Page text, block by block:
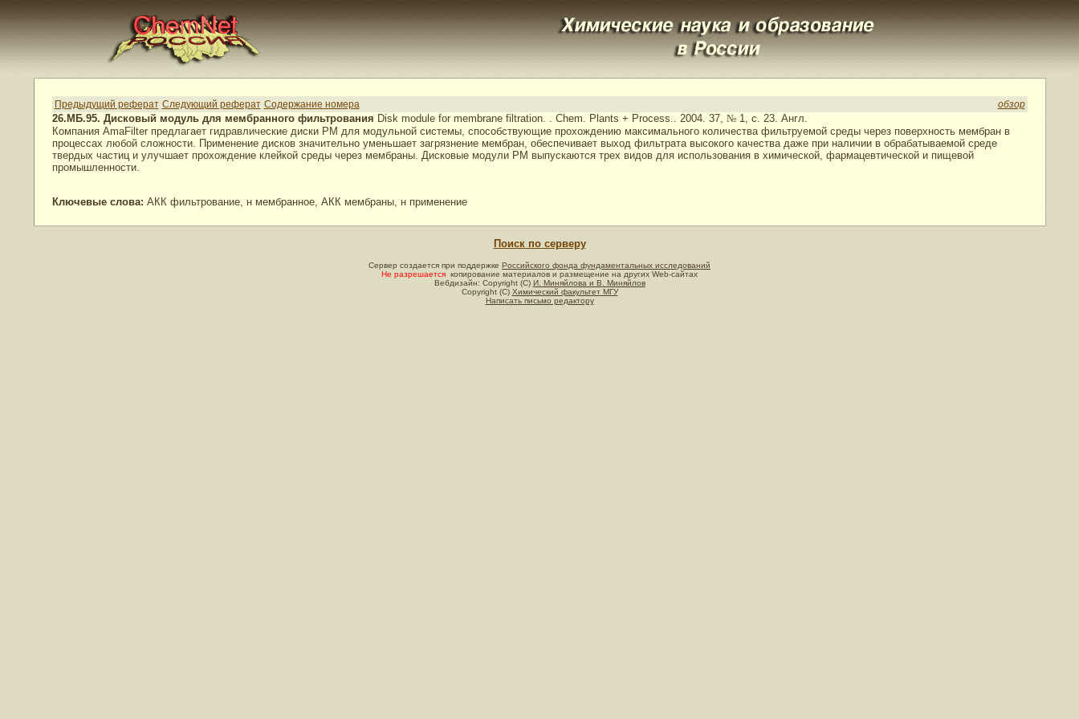
Предыдущий реферат Следующий реферат Содержание номера обзор
26.МБ.95. Дисковый модуль для мембранного фильтрования Disk module for membrane filtration. . Chem. Plants + Process.. 2004. 37, №1, с. 23. Англ.
Компания AmaFilter предлагает гидравлические диски РМ для модульной системы, способствующие прохождению максимального количества фильтруемой среды через поверхность мембран в
процессах любой сложности. Применение дисков значительно уменьшает загрязнение мембран, обеспечивает выход фильтрата высокого качества даже при наличии в обрабатываемой среде
твердых частиц и улучшает прохождение клейкой среды через мембраны. Дисковые модули РМ выпускаются трех видов для использования в химической, фармацевтической и пищевой
промышленности.
Ключевые слова: АКК фильтрование, н мембранное, АКК мембраны, н применение
Поиск по серверу
Сервер создается при поддержке Российского фонда фундаментальных исследований
Не разрешается копирование материалов и размещение на других Web-сайтах
Вебдизайн: Copyright (C) И. Миняйлова и В. Миняйлов
Copyright (C) Химический факультет МГУ
Написать письмо редактору